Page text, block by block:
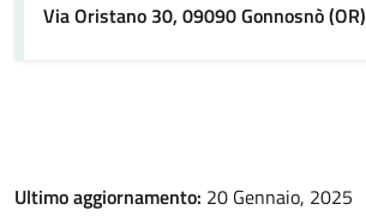
Via Oristano 30, 09090 Gonnosnò (OR)
Ultimo aggiornamento: 20 Gennaio, 2025